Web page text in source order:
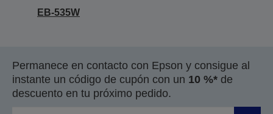
EB-535W
Permanece en contacto con Epson y consigue al
instante un código de cupón con un 10 %* de
descuento en tu próximo pedido.